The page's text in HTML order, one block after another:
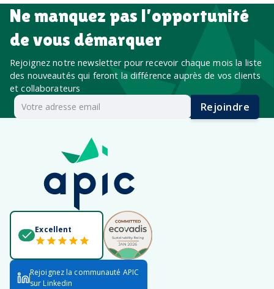
Ne manquez pas l’opportunité
de vous démarquer
Rejoignez notre newsletter pour recevoir chaque mois la liste
des nouveautés qui feront la différence auprès de vos clients
et collaborateurs
Rejoindre
Excellent
Rejoignez la communauté APIC
sur Linkedin